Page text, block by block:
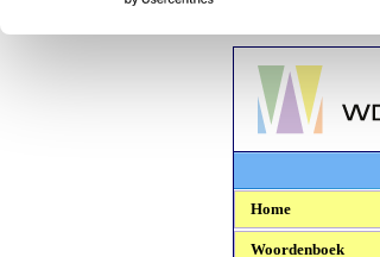
Home
Woordenboek